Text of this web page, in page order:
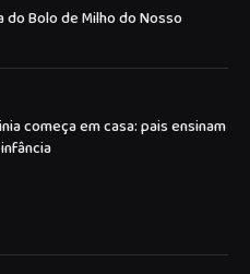
do Bolo de Milho do Nosso
começa em casa: pais ensinam